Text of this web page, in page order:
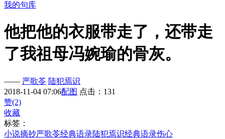
我的句库
他把他的衣服带走了，还带走
了我祖母冯婉瑜的骨灰。
—— 严歌苓 陆犯焉识
2018-11-04 07:06配图 点击：131
赞(2)
收藏
标签：
小说摘抄严歌苓经典语录陆犯焉识经典语录伤心